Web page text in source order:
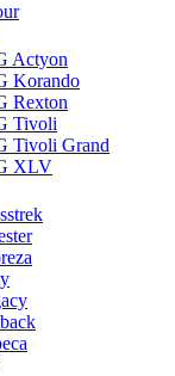
Actyon
Korando
Rexton
Tivoli
Tivoli Grand
XLV